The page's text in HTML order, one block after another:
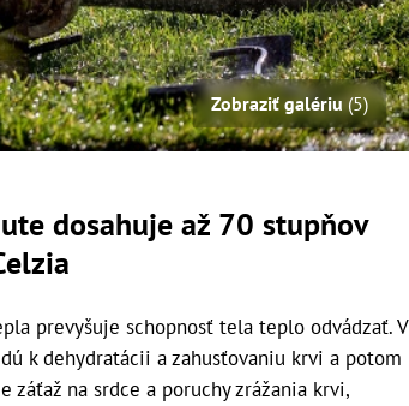
Zobraziť galériu (5)
dosahuje až 70 stupňov
prevyšuje schopnosť tela teplo odvádzať. V
k dehydratácii a zahusťovaniu krvi a potom
záťaž na srdce a poruchy zrážania krvi,